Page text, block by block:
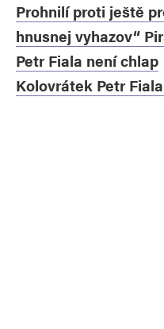
Prohnilí proti ještě
hnusnej vyhazov“
Petr Fiala není chlap
Kolovrátek Petr